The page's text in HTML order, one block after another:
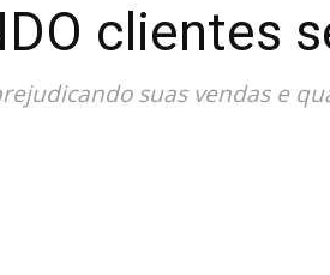
clientes
suas vendas e